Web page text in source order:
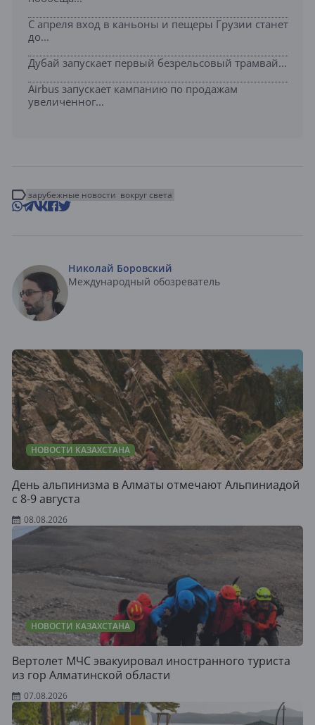
С апреля вход в каньоны и пещеры Грузии станет
до...
Дубай запускает первый безрельсовый трамвай...
Airbus запускает кампанию по продажам
увеличенног...
зарубежные новости вокруг света
Николай Боровский
Международный обозреватель
НОВОСТИ КАЗАХСТАНА
День альпинизма в Алматы отмечают Альпиниадой
с 8-9 августа
08.08.2026
НОВОСТИ КАЗАХСТАНА
Вертолет МЧС эвакуировал иностранного туриста
из гор Алматинской области
07.08.2026